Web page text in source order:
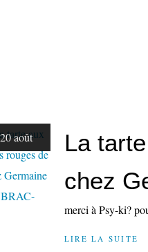
20 août
La
chez
merci à Psy-ki?
LIRE LA SUITE